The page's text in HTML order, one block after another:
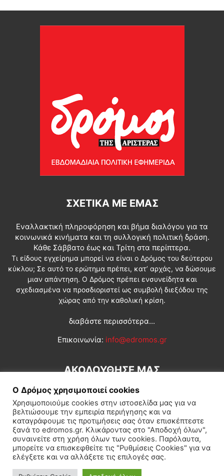
ΣΧΕΤΙΚΆ ΜΕ ΕΜΆΣ
Εναλλακτική πληροφόρηση και βήμα διαλόγου για τα
κοινωνικά κινήματα και τη συλλογική πολιτική δράση.
Κάθε Σάββατο έως και Τρίτη στα περίπτερα.
Τι είδους εγχείρημα μπορεί να είναι ο Δρόμος του δεύτερου
κύκλου; Σε αυτό το ερώτημα πρέπει, κατ’ αρχάς, να δώσουμε
μιαν απάντηση. Ο Δρόμος πρέπει ενσυνείδητα και
σχεδιασμένα να προσδιοριστεί ως συμβολή διεξόδου της
χώρας από την καθολική κρίση.
διαβάστε περισσότερα...
Επικοινωνία: info@edromos.gr
ΑΚΟΛΟΥΘΗΣΕ ΜΑΣ
Εγγραφή συνδρομητή Πολιτική Διεθνή Κοινωνία
Πολιτισμός Αφιερώματα
Ο Δρόμος χρησιμοποιεί cookies
Χρησιμοποιούμε cookies στην ιστοσελίδα μας για να
βελτιώσουμε την εμπειρία περιήγησης και να
καταγράφουμε τις προτιμήσεις σας όταν επισκέπτεστε
ξανά το edromos.gr. Κλικάροντας στο "Αποδοχή όλων",
συναινείτε στη χρήση όλων των cookies. Παρόλαυτα,
μπορείτε να επισκεφθείτε τις "Ρυθμίσεις Cookies" για να
ελέγξετε και να αλλάξετε τις επιλογές σας.